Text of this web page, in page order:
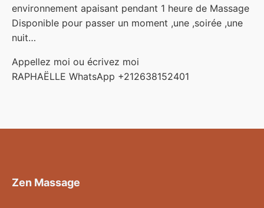
environnement apaisant pendant 1 heure de Massage
Disponible pour passer un moment ,une ,soirée ,une
nuit…
Appellez moi ou écrivez moi
RAPHAËLLE WhatsApp +212638152401
Zen Massage